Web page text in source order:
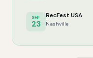
SEP.
23
RecFest USA
Nashville